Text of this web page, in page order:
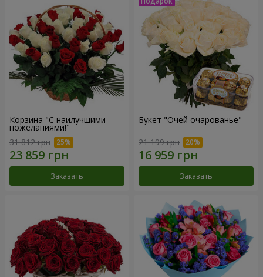
Корзина "С наилучшими
пожеланиями!"
31 812 грн
Заказать
Букет "Очей очарованье"
21 199 грн
Заказать